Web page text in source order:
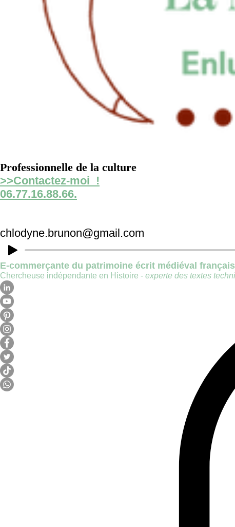
Professionnelle de la culture
>>Contactez-moi !
06.77.16.88.66.
chlodyne.brunon@gmail.com
E-commerçante du patrimoine écrit médiéval français
Chercheuse indépendante en Histoire - experte des textes